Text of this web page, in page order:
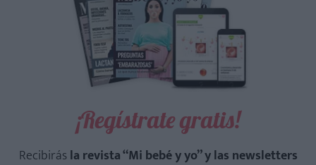
¡Regístrate gratis!
Recibirásla revista “Mi bebé y yo” y las newsletters